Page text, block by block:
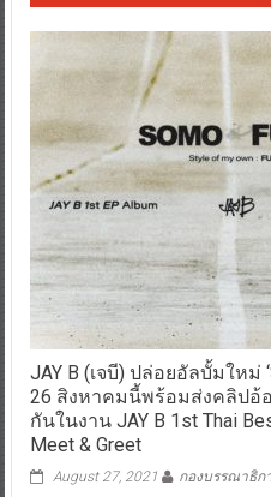
JAY B (เจบี) ปล่อยอัลบั้มใหม่
26 สิงหาคมนี้พร้อมส่งคลิปอ้
กันในงาน JAY B 1st Thai
Meet & Greet
August 27, 2021 กองบรรณาธิก